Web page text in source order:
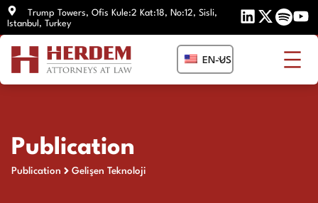
Skip
to
Trump Towers, Ofis Kule:2 Kat:18, No:12, Sisli,
Istanbul, Turkey
EN-US
Publication
Publication Gelişen Teknoloji